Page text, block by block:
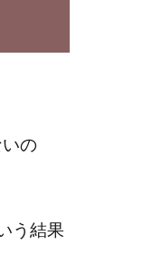
の
う結果